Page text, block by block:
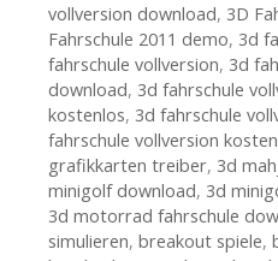
vollversion download, 3D
Fahrschule 2011 demo, 3d
fahrschule vollversion, 3d
download, 3d fahrschule
kostenlos, 3d fahrschule
fahrschule vollversion
grafikkarten treiber, 3d
minigolf download, 3d
3d motorrad fahrschule
simulieren, breakout spiele,